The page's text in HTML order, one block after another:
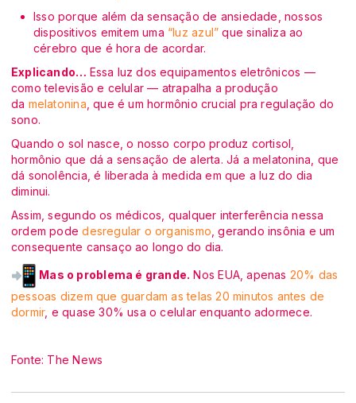
Isso porque além da sensação de ansiedade, nossos
dispositivos emitem uma “luz azul” que sinaliza ao
cérebro que é hora de acordar.
Explicando… Essa luz dos equipamentos eletrônicos —
como televisão e celular — atrapalha a produção
da melatonina , que é um hormônio crucial pra regulação do
sono.
Quando o sol nasce, o nosso corpo produz cortisol,
hormônio que dá a sensação de alerta. Já a melatonina, que
dá sonolência, é liberada à medida em que a luz do dia
diminui.
Assim, segundo os médicos, qualquer interferência nessa
ordem podedesregular o organismo , gerando insônia e um
consequente cansaço ao longo do dia.
Mas o problema é grande. Nos EUA, apenas 20% das
pessoas dizem que guardam as telas 20 minutos antes de
dormir, e quase 30% usa o celular enquanto adormece.
Fonte: The News